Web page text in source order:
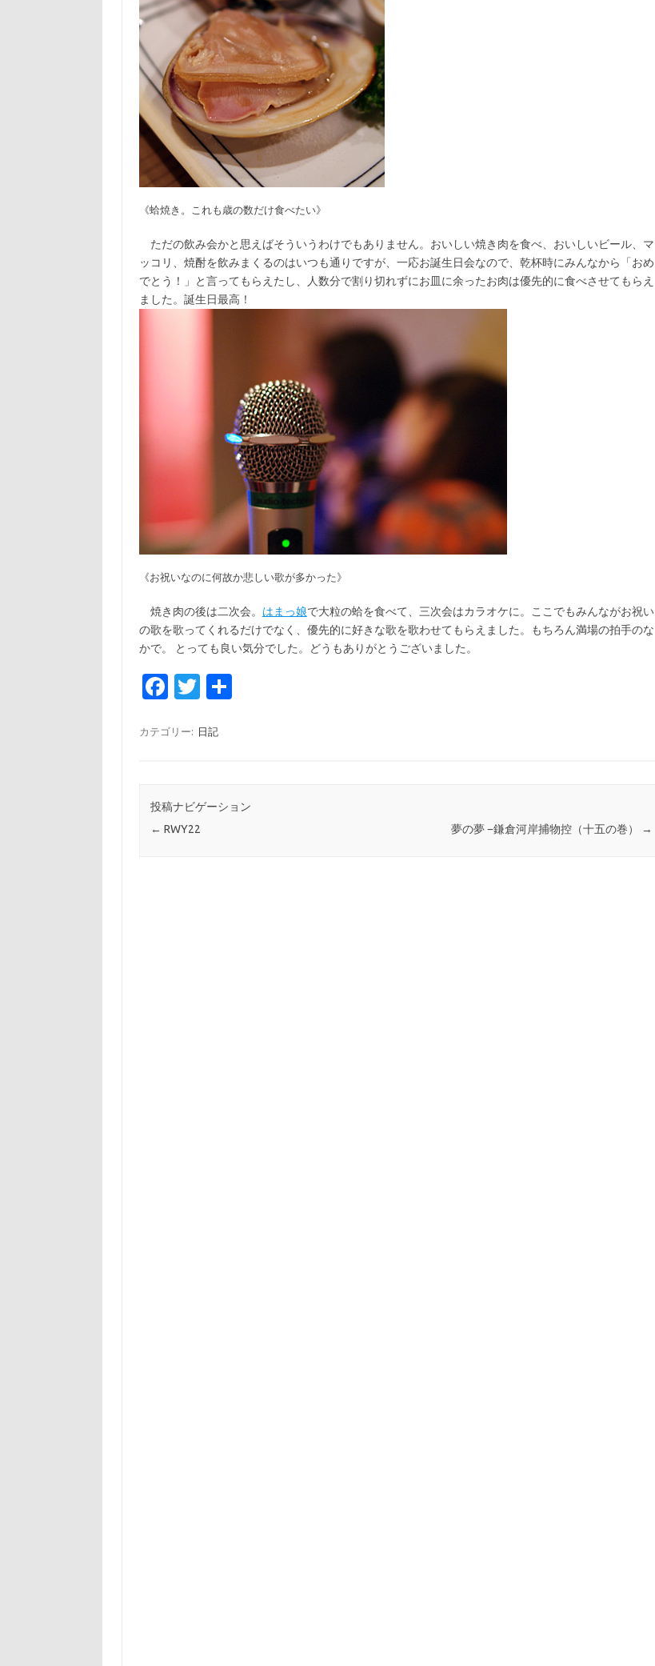
《蛤焼き。これも歳の数だけ食べたい》
ただの飲み会かと思えばそういうわけでもありません。おいしい焼き肉を食べ、おいしいビール、マ
ッコリ、焼酎を飲みまくるのはいつも通りですが、一応お誕生日会なので、乾杯時にみんなから「おめ
でとう！」と言ってもらえたし、人数分で割り切れずにお皿に余ったお肉は優先的に食べさせてもらえ
ました。誕生日最高！
《お祝いなのに何故か悲しい歌が多かった》
焼き肉の後は二次会。 はまっ娘で大粒の蛤を食べて、三次会はカラオケに。ここでもみんながお祝い
の歌を歌ってくれるだけでなく、優先的に好きな歌を歌わせてもらえました。もちろん満場の拍手のな
かで。 とっても良い気分でした。どうもありがとうございました。
Fa
e
o
k
T
it
カテゴリー: 日記
投稿ナビゲーション
← RWY22 夢の夢 −鎌倉河岸捕物控（十五の巻） →